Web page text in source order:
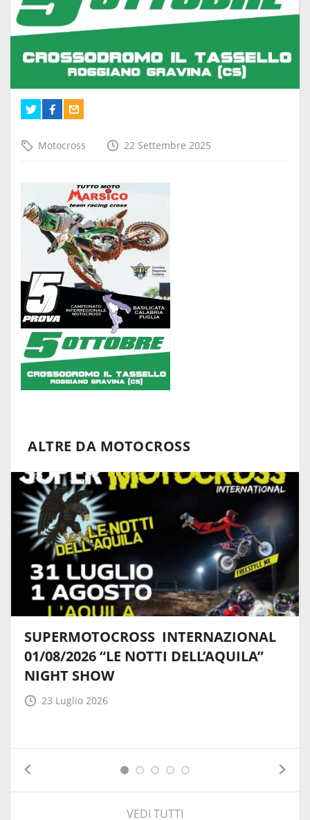
Motocross 22 Settembre 2025
ALTRE DA MOTOCROSS
SUPERMOTOCROSS INTERNAZIONAL
01/08/2026 “LE NOTTI DELL’AQUILA”
NIGHT SHOW
23 Luglio 2026
VEDI TUTTI